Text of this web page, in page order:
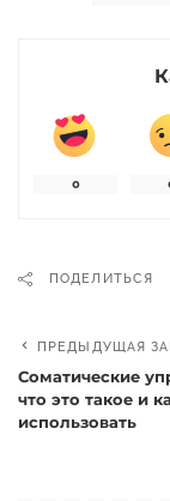
0
ПОДЕЛИТЬСЯ
ПРЕДЫДУЩАЯ
Соматические
что это такое и
использовать